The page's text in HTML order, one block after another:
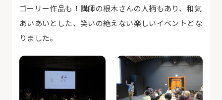
ゴーリー作品も！講師の根木さんの人柄もあり、和気
あいあいとした、笑いの絶えない楽しいイベントとな
りました。